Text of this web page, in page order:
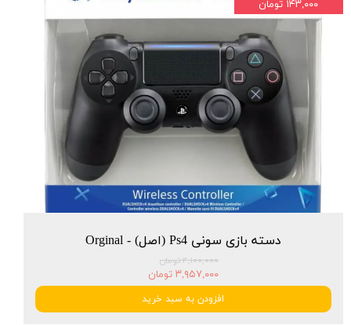
دسته بازی سونی Ps4 (اصل) - Orginal
۴,۱۰۰,۰۰۰ تومان
۳,۹۵۷,۰۰۰ تومان
افزودن به سبد خرید
۱۴۳,۰۰۰ تومان